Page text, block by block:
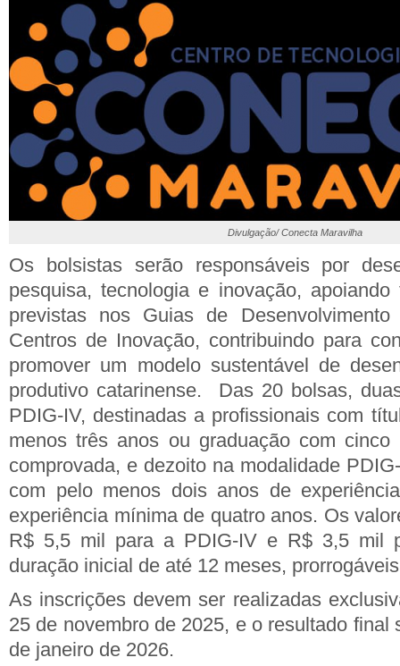
Divulgação/ Conecta Maravilha
Os bolsistas serão responsáveis por
pesquisa, tecnologia e inovação, apoiando
previstas nos Guias de
Centros de Inovação, contribuindo para
promover um modelo sustentável de
produtivo catarinense. Das 20 bolsas,
PDIG-IV, destinadas a profissionais com
menos três anos ou graduação com cinco
comprovada, e dezoito na modalidade
com pelo menos dois anos de
experiência mínima de quatro anos. Os
R$ 5,5 mil para a PDIG-IV e R$ 3,5 mil
duração inicial de até 12 meses,
As inscrições devem ser realizadas
25 de novembro de 2025, e o resultado final
de janeiro de 2026.